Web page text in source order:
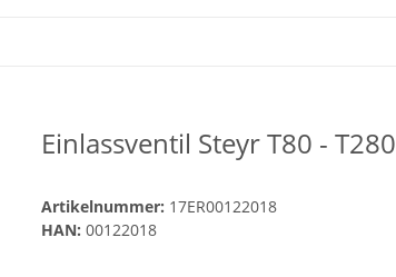
Einlassventil Steyr T80 - T280
Artikelnummer: 17ER00122018
HAN: 00122018